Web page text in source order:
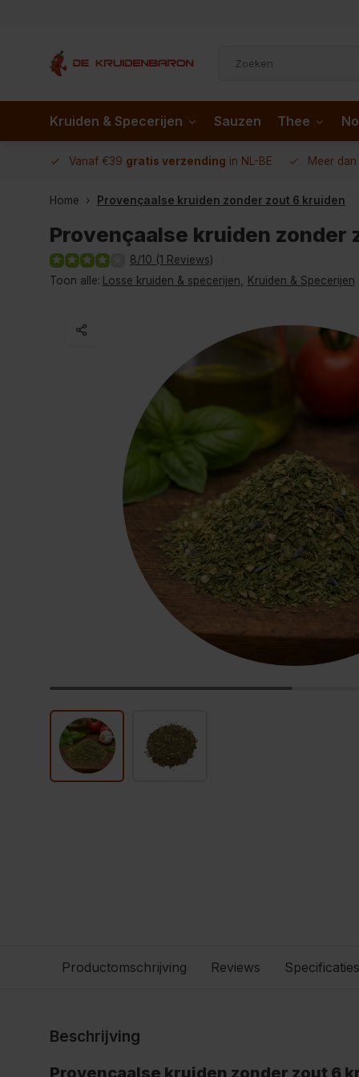
Kruiden & Specerijen Sauzen Thee
Vanaf €39 gratis verzending in NL-BE Meer dan
Home Provençaalse kruiden zonder zout 6 kruiden
Provençaalse kruiden zonder
8/10 (1 Reviews)
Toon alle: Losse kruiden & specerijen Kruiden & Specerijen
Productomschrijving Reviews Specificaties
Beschrijving
Provençaalse kruiden zonder zout 6